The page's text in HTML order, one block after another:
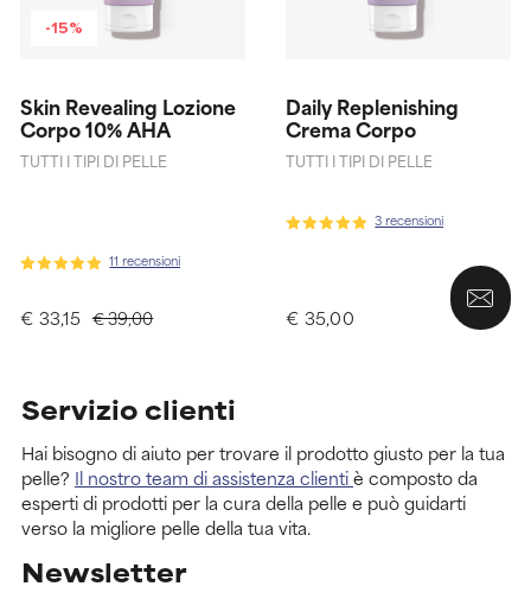
-15%
Skin Revealing Lozione
Corpo 10% AHA
TUTTI I TIPI DI PELLE
11 recensioni
€ 39,00
€ 33,15
Daily Replenishing
Crema Corpo
TUTTI I TIPI DI PELLE
3 recensioni
€ 35,00
Servizio clienti
Hai bisogno di aiuto per trovare il prodotto giusto per la tua
pelle? Il nostro team di assistenza clientiè composto da
esperti di prodotti per la cura della pelle e può guidarti
verso la migliore pelle della tua vita.
Newsletter